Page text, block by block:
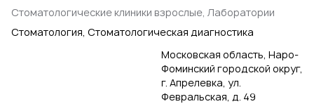
Стоматологические клиники взрослые, Лаборатории
Стоматология, Стоматологическая диагностика
Московская область, Наро-
Фоминский городской округ,
г. Апрелевка, ул.
Февральская, д. 49